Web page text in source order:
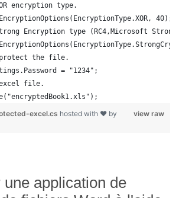
encryption type.
40);
Encryption type (RC4,Microsoft
protect the file.
= "1234";
file.
view raw
excel.cs hosted with ❤ by
une application de